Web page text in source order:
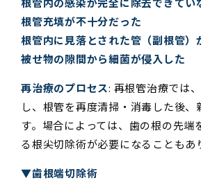
根管充填が不十分だった
根管内に見落とされた管（副根管）
被せ物の隙間から細菌が侵入した
再治療のプロセス: 再根管治療では
し、根管を再度清掃・消毒した後、
す。場合によっては、歯の根の先端
る根尖切除術が必要になることもあ
▼歯根端切除術